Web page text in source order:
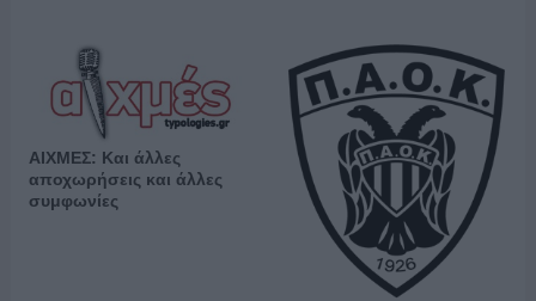
ΑΙΧΜΕΣ: Και άλλες
αποχωρήσεις και άλλες
συμφωνίες